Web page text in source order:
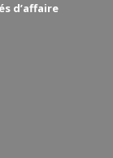
d’affaire